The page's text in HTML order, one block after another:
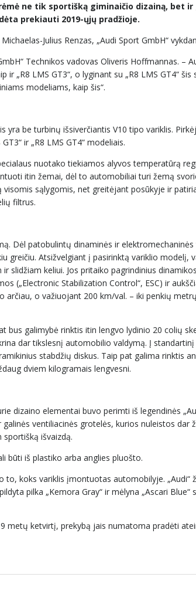
ne tik sportišką giminaičio dizainą, bet ir
prekiauti 2019-ųjų pradžioje.
Julius Renzas, „Audi Sport GmbH“
Technikos vadovas Oliveris Hoffmannas. –
„R8 LMS GT3“, o lyginant su „R8 LMS GT4“
modeliams, kaip šis“.
yra be turbinų išsiverčiantis V10 tipo variklis.
ir „R8 LMS GT4“ modeliais.
nuotako tiekiamos alyvos temperatūrą
itin žemai, dėl to automobiliai turi žemą
sąlygomis, net greitėjant posūkyje ir
filtrus.
Dėl patobulintų dinaminės ir elektromechaninės
greičiu. Atsižvelgiant į pasirinktą variklio modelį,
slidžiam keliui. Jos pritaiko pagrindinius
(„Electronic Stabilization Control“, ESC) ir
o važiuojant 200 km/val. – iki penkių
bus galimybė rinktis itin lengvo lydinio 20 colių
dar tikslesnį automobilio valdymą. Į
stabdžių diskus. Taip pat galima rinktis
dviem kilogramais lengvesni.
dizaino elementai buvo perimti iš legendinės
ventiliacinės grotelės, kurios nuleistos dar
sportišką išvaizdą.
būti iš plastiko arba anglies pluošto.
koks variklis įmontuotas automobilyje. „Audi“
pilka „Kemora Gray“ ir mėlyna „Ascari Blue“
metų ketvirtį, prekybą jais numatoma pradėti